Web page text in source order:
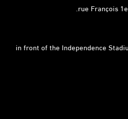
in front of the Independence